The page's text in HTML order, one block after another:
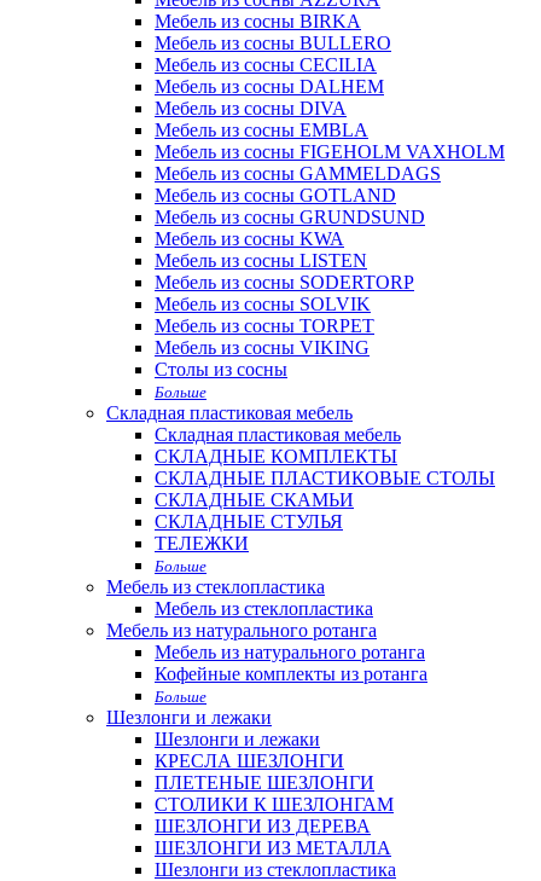
Мебель из сосны BIRKA
Мебель из сосны BULLERO
Мебель из сосны CECILIA
Мебель из сосны DALHEM
Мебель из сосны DIVA
Мебель из сосны EMBLA
Мебель из сосны FIGEHOLM VAXHOLM
Мебель из сосны GAMMELDAGS
Мебель из сосны GOTLAND
Мебель из сосны GRUNDSUND
Мебель из сосны KWA
Мебель из сосны LISTEN
Мебель из сосны SODERTORP
Мебель из сосны SOLVIK
Мебель из сосны TORPET
Мебель из сосны VIKING
Столы из сосны
Больше
Складная пластиковая мебель
Складная пластиковая мебель
СКЛАДНЫЕ КОМПЛЕКТЫ
СКЛАДНЫЕ ПЛАСТИКОВЫЕ СТОЛЫ
СКЛАДНЫЕ СКАМЬИ
СКЛАДНЫЕ СТУЛЬЯ
ТЕЛЕЖКИ
Больше
Мебель из стеклопластика
Мебель из стеклопластика
Мебель из натурального ротанга
Мебель из натурального ротанга
Кофейные комплекты из ротанга
Больше
Шезлонги и лежаки
Шезлонги и лежаки
КРЕСЛА ШЕЗЛОНГИ
ПЛЕТЕНЫЕ ШЕЗЛОНГИ
СТОЛИКИ К ШЕЗЛОНГАМ
ШЕЗЛОНГИ ИЗ ДЕРЕВА
ШЕЗЛОНГИ ИЗ МЕТАЛЛА
Шезлонги из стеклопластика